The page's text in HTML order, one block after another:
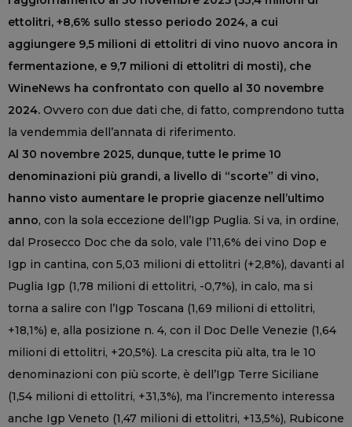
ettolitri, +8,6% sullo stesso periodo 2024, a cui
aggiungere 9,5 milioni di ettolitri di vino nuovo ancora in
fermentazione, e 9,7 milioni di ettolitri di mosti), che
WineNews ha confrontato con quello al 30 novembre
2024. Ovvero con due dati che, di fatto, comprendono tutta
la vendemmia dell’annata di riferimento.
Al 30 novembre 2025, dunque, tutte le prime 10
denominazioni più grandi, a livello di “scorte” di vino,
hanno visto aumentare le proprie giacenze nell’ultimo
anno, con la sola eccezione dell’Igp Puglia. Si va, in ordine,
dal Prosecco Doc che da solo, vale l’11,6% dei vino Dop e
Igp in cantina, con 5,03 milioni di ettolitri (+2,8%), davanti al
Puglia Igp (1,78 milioni di ettolitri, -0,7%), in calo, ma si
torna a salire con l’Igp Toscana (1,69 milioni di ettolitri,
+18,1%) e, alla posizione n. 4, con il Doc Delle Venezie (1,64
milioni di ettolitri, +20,5%). La crescita più alta, tra le 10
denominazioni con più scorte, è dell’Igp Terre Siciliane
(1,54 milioni di ettolitri, +31,3%), ma l’incremento interessa
anche Igp Veneto (1,47 milioni di ettolitri, +13,5%), Rubicone